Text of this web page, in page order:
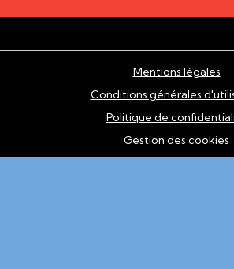
Mentions légales
Conditions générales
Politique de
Gestion des cookies